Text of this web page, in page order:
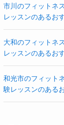
市川のフィットネ
レッスンのあるお
大和のフィットネ
レッスンのあるお
和光市のフィット
験レッスンのある